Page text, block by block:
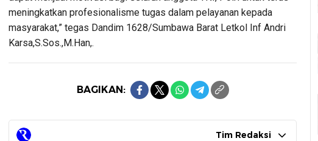
meningkatkan profesionalisme tugas dalam pelayanan kepada
masyarakat,” tegas Dandim 1628/Sumbawa Barat Letkol Inf Andri
Karsa,S.Sos.,M.Han,.
BAGIKAN:
Tim Redaksi